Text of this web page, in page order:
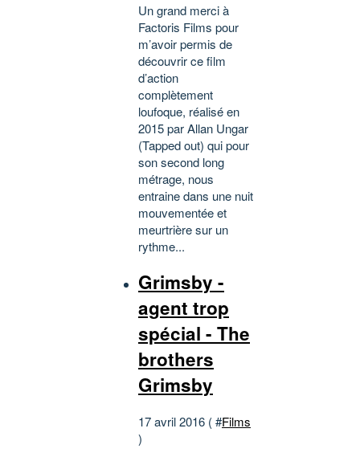
Un grand merci à
Factoris Films pour
m’avoir permis de
découvrir ce film
d’action
complètement
loufoque, réalisé en
2015 par Allan Ungar
(Tapped out) qui pour
son second long
métrage, nous
entraine dans une nuit
mouvementée et
meurtrière sur un
rythme...
Grimsby -
agent trop
spécial - The
brothers
Grimsby
17 avril 2016 ( #Films
)